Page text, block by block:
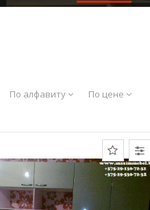
По алфавиту По цене